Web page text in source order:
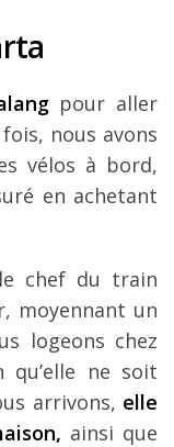
pour aller
nous avons
vélos à bord,
en achetant
chef du train
moyennant un
logeons chez
qu’elle ne soit
arrivons, elle
ainsi que